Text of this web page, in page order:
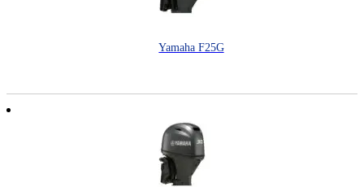
Yamaha F25G